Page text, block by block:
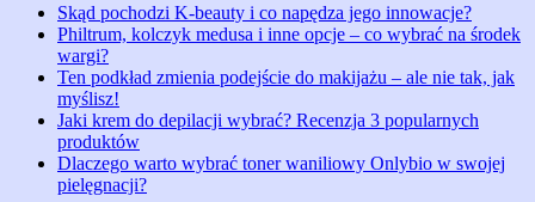
Skąd pochodzi K-beauty i co napędza jego innowacje?
Philtrum, kolczyk medusa i inne opcje – co wybrać na środek
wargi?
Ten podkład zmienia podejście do makijażu – ale nie tak, jak
myślisz!
Jaki krem do depilacji wybrać? Recenzja 3 popularnych
produktów
Dlaczego warto wybrać toner waniliowy Onlybio w swojej
pielęgnacji?